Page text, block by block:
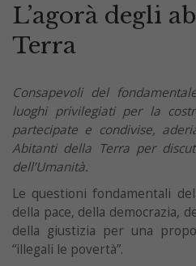
L’agorà degli
Terra
Consapevoli del
luoghi privilegiati per la
partecipate e condivise,
Abitanti della Terra per
dell’Umanità.
Le questioni fondamentali
della pace, della democrazia,
della giustizia per una
“illegali le povertà”.